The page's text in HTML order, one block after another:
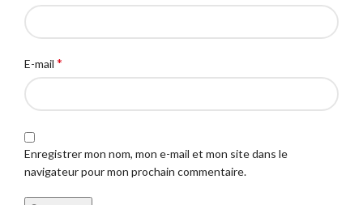
E-mail *
Enregistrer mon nom, mon e-mail et mon site dans le
navigateur pour mon prochain commentaire.